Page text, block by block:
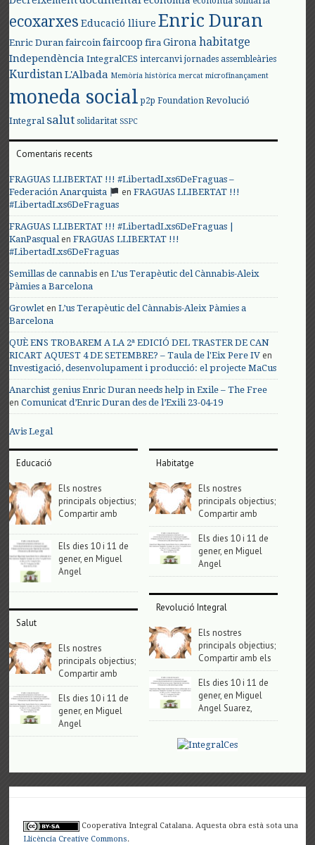
ecoxarxes Educació lliure Enric Duran
Enric Duran faircoin faircoop fira Girona habitatge
Independència IntegralCES intercanvi jornades assembleàries
KurdistanL'Albada Memòria històrica mercat microfinançament
moneda social p2p Foundation Revolució
Integral salut solidaritat SSPC
Comentaris recents
FRAGUAS LLIBERTAT !!! #LibertadLxs6DeFraguas –
Federación Anarquista
enFRAGUAS LLIBERTAT !!!
#LibertadLxs6DeFraguas
FRAGUAS LLIBERTAT !!! #LibertadLxs6DeFraguas |
KanPasqualenFRAGUAS LLIBERTAT !!!
#LibertadLxs6DeFraguas
Semillas de cannabis enL’us Terapèutic del Cànnabis-Aleix
Pàmies a Barcelona
Growlet enL’us Terapèutic del Cànnabis-Aleix Pàmies a
Barcelona
QUÈ ENS TROBAREM A LA 2ª EDICIÓ DEL TRASTER DE CAN
RICART AQUEST 4 DE SETEMBRE? – Taula de l'Eix Pere IV en
Investigació, desenvolupament i producció: el projecte MaCus
Anarchist genius Enric Duran needs help in Exile – The Free
enComunicat d’Enric Duran des de l’Exili 23-04-19
Avis Legal
Educació
Els nostres
principals objectius;
Compartir amb
Els dies 10 i 11 de
gener, en Miguel
Angel
Salut
Els nostres
principals objectius;
Compartir amb
Els dies 10 i 11 de
gener, en Miguel
Angel
Habitatge
Els nostres
principals objectius;
Compartir amb
Els dies 10 i 11 de
gener, en Miguel
Angel
Revolució Integral
Els nostres
principals objectius;
Compartir amb els
Els dies 10 i 11 de
gener, en Miguel
Angel Suarez,
Cooperativa Integral Catalana. Aquesta obra està sota una
Llicència Creative Commons.